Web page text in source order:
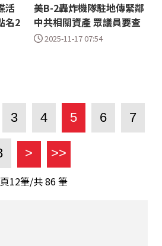
活
名2
美B-2轟炸機隊駐地傳緊鄰
中共相關資產 眾議員要查
2025-11-17 07:54
3 4 5 6 7
> >>
12筆/共86筆